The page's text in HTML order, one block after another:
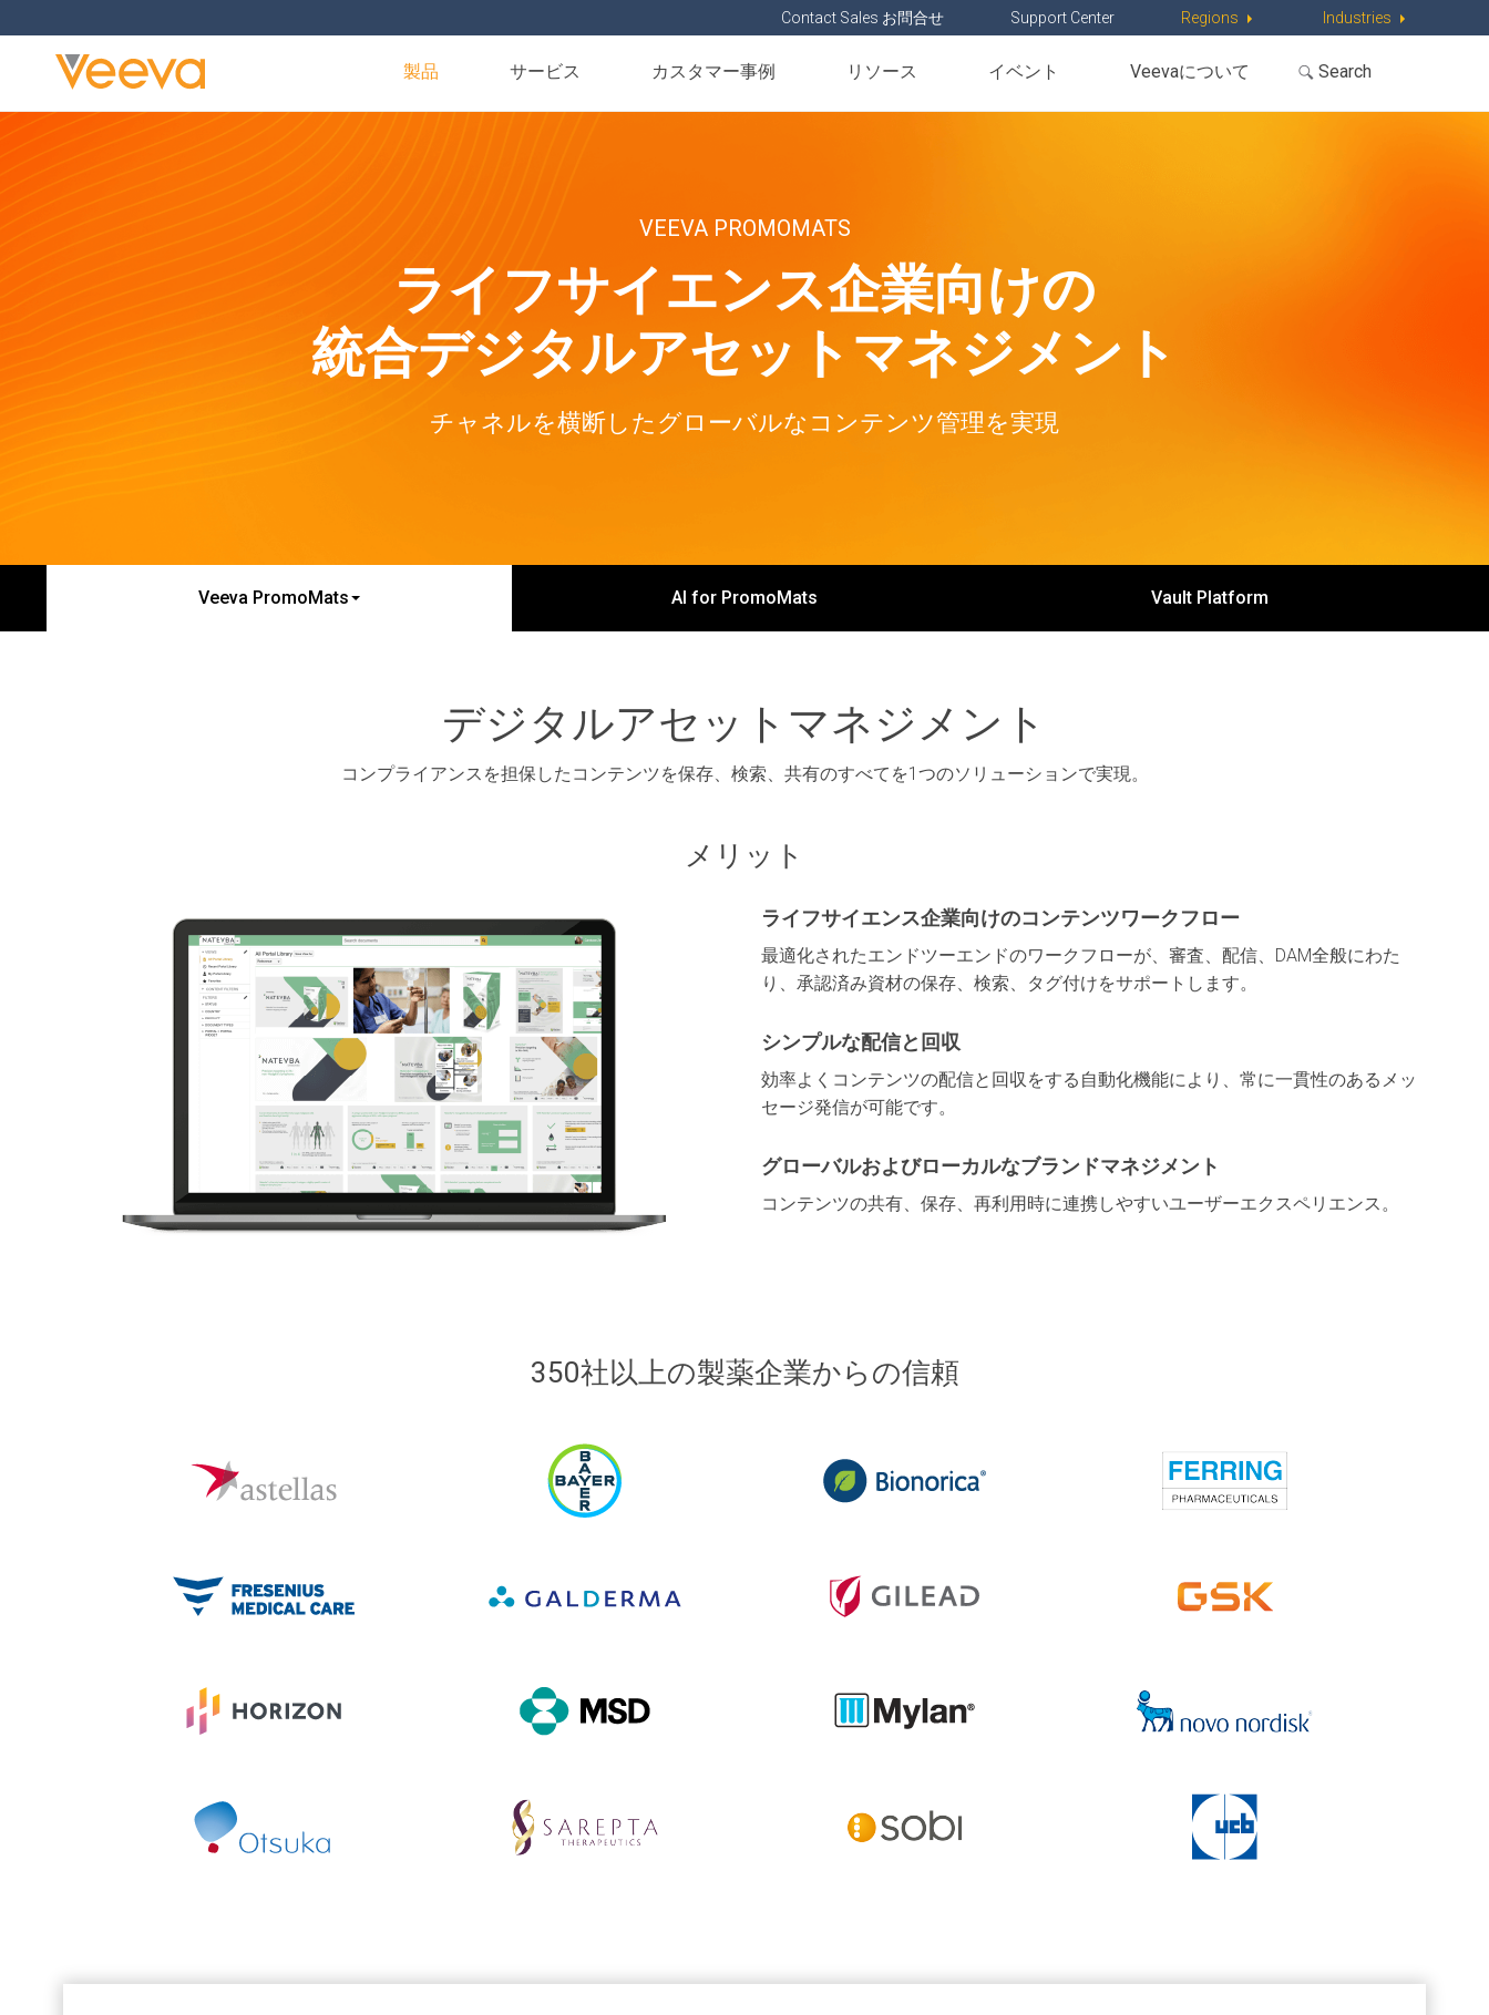
Contact Sales お問合せ Support Center Regions Industries
製品 サービス カスタマー事例 リソース イベント Veevaについて
VEEVA PROMOMATS
ライフサイエンス企業向けの
統合デジタルアセットマネジメント
チャネルを横断したグローバルなコンテンツ管理を実現
Veeva PromoMats AI for PromoMats Vault Platform
デジタルアセットマネジメント
コンプライアンスを担保したコンテンツを保存、検索、共有のすべてを1つのソリューションで実現。
メリット
ライフサイエンス企業向けのコンテンツワークフロー
最適化されたエンドツーエンドのワークフローが、審査、配信、DAM全般にわた
り、承認済み資材の保存、検索、タグ付けをサポートします。
シンプルな配信と回収
効率よくコンテンツの配信と回収をする自動化機能により、常に一貫性のあるメッ
セージ発信が可能です。
グローバルおよびローカルなブランドマネジメント
コンテンツの共有、保存、再利用時に連携しやすいユーザーエクスペリエンス。
350社以上の製薬企業からの信頼